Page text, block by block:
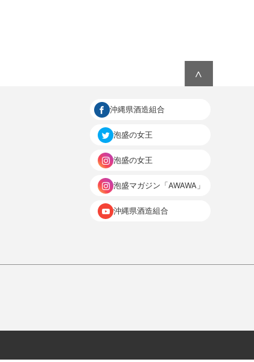
∧
沖縄県酒造組合
泡盛の女王
泡盛の女王
泡盛マガジン「AWAWA」
沖縄県酒造組合